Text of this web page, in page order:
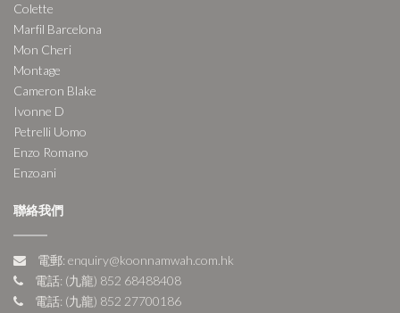
Colette
Marfil Barcelona
Mon Cheri
Montage
Cameron Blake
Ivonne D
Petrelli Uomo
Enzo Romano
Enzoani
聯絡我們
電郵: enquiry@koonnamwah.com.hk
電話: (九龍) 852 68488408
電話: (九龍) 852 27700186